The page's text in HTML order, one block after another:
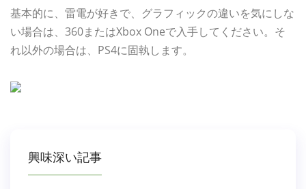
基本的に、雷電が好きで、グラフィックの違いを気にしな
い場合は、360またはXbox Oneで入手してください。そ
れ以外の場合は、PS4に固執します。
興味深い記事